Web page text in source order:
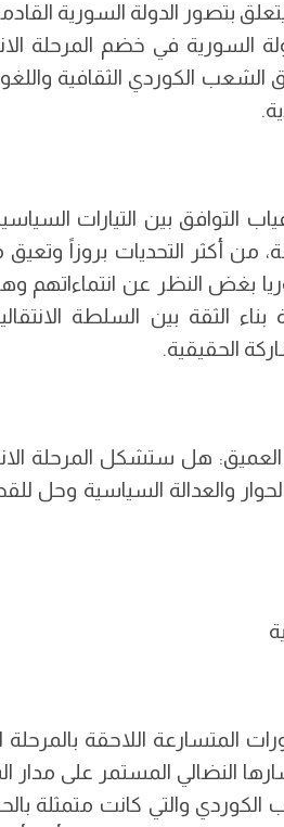
بتصور الدولة السورية
السورية في خضم المرحلة
الشعب الكوردي الثقافية
التوافق بين التيارات
من أكثر التحديات بروزاً
بغض النظر عن انتماءاتهم
بناء الثقة بين السلطة
الحقيقية.
هل ستشكل المرحلة
والعدالة السياسية وحل
المتسارعة اللاحقة بالمرحلة
النضالي المستمر على مدار
والتي كانت متمثلة